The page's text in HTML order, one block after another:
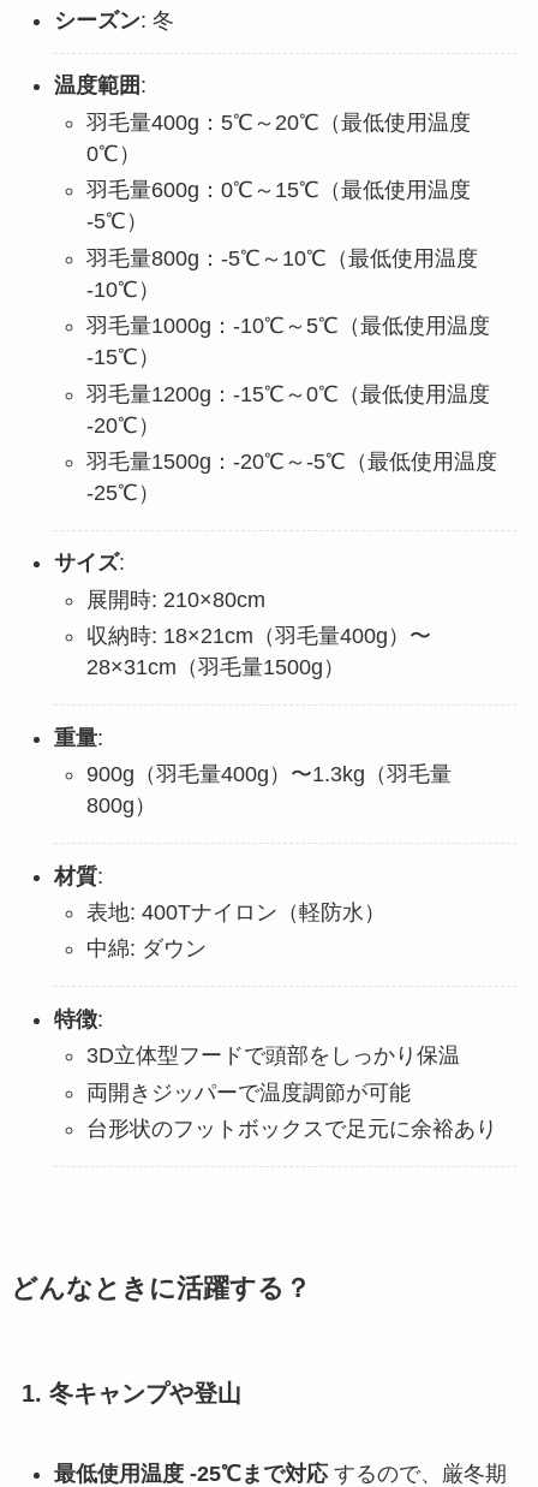
シーズン: 冬
温度範囲 :
羽毛量400g：5℃～20℃（最低使用温度
0℃）
羽毛量600g：0℃～15℃（最低使用温度
-5℃）
羽毛量800g：-5℃～10℃（最低使用温度
-10℃）
羽毛量1000g：-10℃～5℃（最低使用温度
-15℃）
羽毛量1200g：-15℃～0℃（最低使用温度
-20℃）
羽毛量1500g：-20℃～-5℃（最低使用温度
-25℃）
サイズ:
展開時: 210×80cm
収納時: 18×21cm（羽毛量400g）〜
28×31cm（羽毛量1500g）
重量:
900g（羽毛量400g）〜1.3kg（羽毛量
800g）
材質:
表地: 400Tナイロン（軽防水）
中綿: ダウン
特徴:
3D立体型フードで頭部をしっかり保温
両開きジッパーで温度調節が可能
台形状のフットボックスで足元に余裕あり
どんなときに活躍する？
1. 冬キャンプや登山
最低使用温度 -25℃まで対応するので、厳冬期